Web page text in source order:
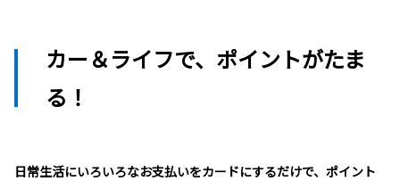
カー＆ライフで、ポイントがたま
る！
日常生活にいろいろなお支払いをカードにするだけで、ポイント